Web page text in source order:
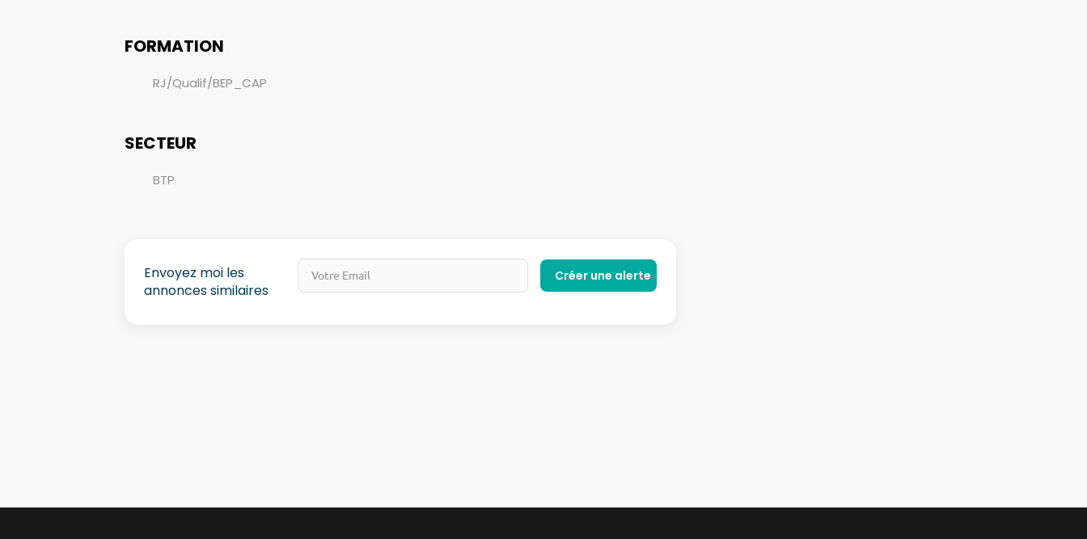
FORMATION
RJ/Qualif/BEP_CAP
SECTEUR
BTP
Envoyez moi les
annonces similaires